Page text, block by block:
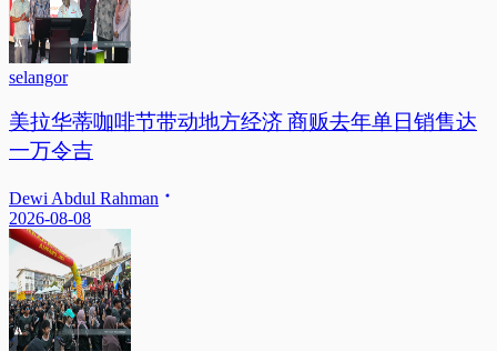
selangor
美拉华蒂咖啡节带动地方经济 商贩去年单日销售达
一万令吉
Dewi Abdul Rahman
2026-08-08